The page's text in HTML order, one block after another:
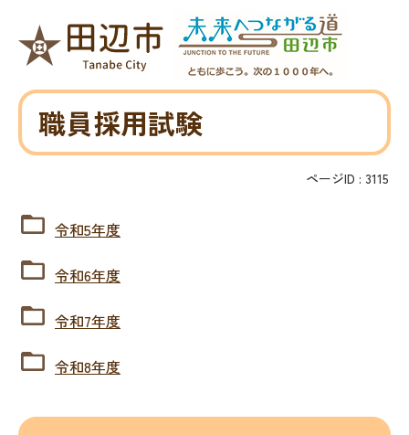
職員採用試験
ページID : 3115
令和5年度
令和6年度
令和7年度
令和8年度